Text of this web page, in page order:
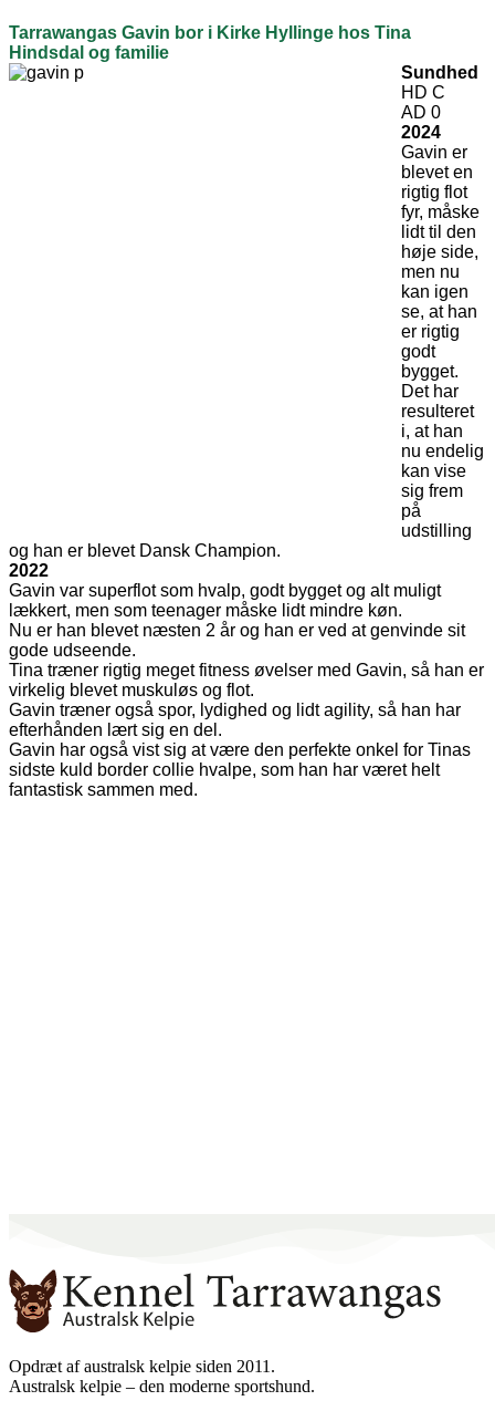
Tarrawangas Gavin bor i Kirke Hyllinge hos Tina
Hindsdal og familie
Sundhed
HD C
AD 0
2024
Gavin er
blevet en
rigtig flot
fyr, måske
lidt til den
høje side,
men nu
kan igen
se, at han
er rigtig
godt
bygget.
Det har
resulteret
i, at han
nu endelig
kan vise
sig frem
på
udstilling
og han er blevet Dansk Champion.
2022
Gavin var superflot som hvalp, godt bygget og alt muligt
lækkert, men som teenager måske lidt mindre køn.
Nu er han blevet næsten 2 år og han er ved at genvinde sit
gode udseende.
Tina træner rigtig meget fitness øvelser med Gavin, så han er
virkelig blevet muskuløs og flot.
Gavin træner også spor, lydighed og lidt agility, så han har
efterhånden lært sig en del.
Gavin har også vist sig at være den perfekte onkel for Tinas
sidste kuld border collie hvalpe, som han har været helt
fantastisk sammen med.
Opdræt af australsk kelpie siden 2011.
Australsk kelpie – den moderne sportshund.